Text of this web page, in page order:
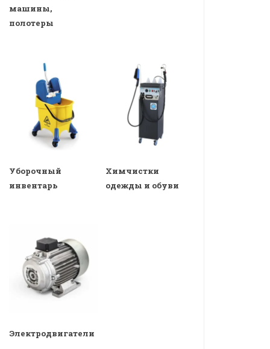
машины,
полотеры
Уборочный
инвентарь
Химчистки
одежды и обуви
Электродвигатели